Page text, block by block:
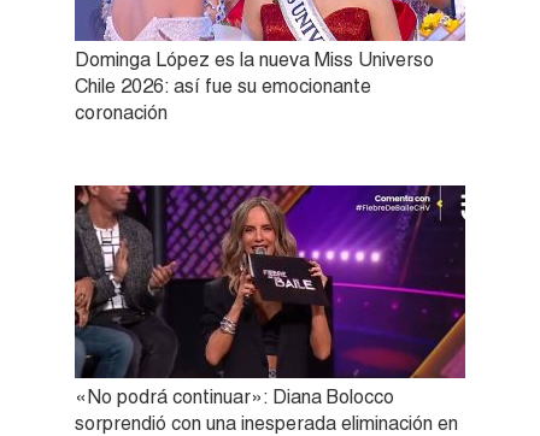
Dominga López es la nueva Miss Universo
Chile 2026: así fue su emocionante
coronación
«No podrá continuar»: Diana Bolocco
sorprendió con una inesperada eliminación en